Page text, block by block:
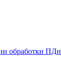
обработки ПДн